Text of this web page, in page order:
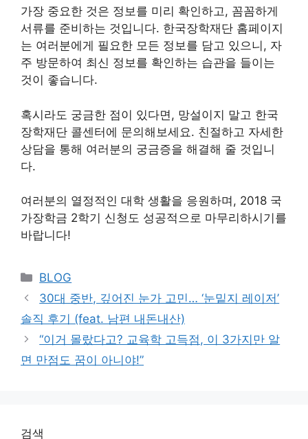
가장 중요한 것은 정보를 미리 확인하고, 꼼꼼하게
서류를 준비하는 것입니다. 한국장학재단 홈페이지
는 여러분에게 필요한 모든 정보를 담고 있으니, 자
주 방문하여 최신 정보를 확인하는 습관을 들이는
것이 좋습니다.
혹시라도 궁금한 점이 있다면, 망설이지 말고 한국
장학재단 콜센터에 문의해보세요. 친절하고 자세한
상담을 통해 여러분의 궁금증을 해결해 줄 것입니
다.
여러분의 열정적인 대학 생활을 응원하며, 2018 국
가장학금 2학기 신청도 성공적으로 마무리하시기를
바랍니다!
Categories
BLOG
30대 중반, 깊어진 눈가 고민… ‘눈밑지 레이저’
솔직 후기 (feat. 남편 내돈내산)
“이거 몰랐다고? 교육학 고득점, 이 3가지만 알
면 만점도 꿈이 아니야!”
검색